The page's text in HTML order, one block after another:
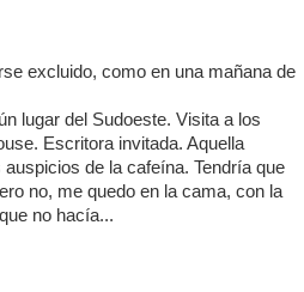
excluido, como en una mañana de
lugar del Sudoeste. Visita a los
Escritora invitada. Aquella
de la cafeína. Tendría que
no, me quedo en la cama, con la
no hacía...